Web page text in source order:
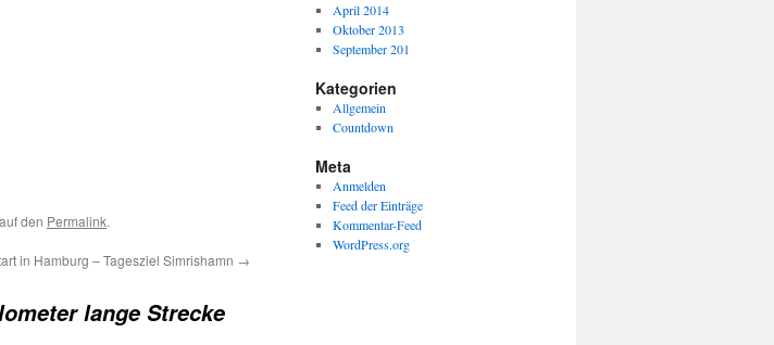
den Permalink.
in Hamburg – Tagesziel Simrishamn →
lange Strecke
April 2014
Oktober 2013
September 201
Kategorien
Allgemein
Countdown
Meta
Anmelden
Feed der Einträge
Kommentar-Feed
WordPress.org